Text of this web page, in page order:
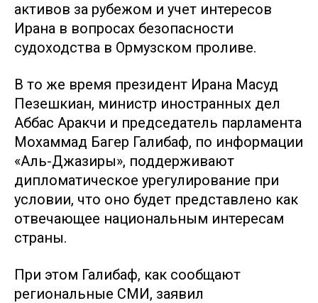
активов за рубежом и учет интересов
Ирана в вопросах безопасности
судоходства в Ормузском проливе.
В то же время президент Ирана Масуд
Пезешкиан, министр иностранных дел
Аббас Аракчи и председатель парламента
Мохаммад Багер Галибаф, по информации
«Аль-Джазиры», поддерживают
дипломатическое урегулирование при
условии, что оно будет представлено как
отвечающее национальным интересам
страны.
При этом Галибаф, как сообщают
региональные СМИ, заявил